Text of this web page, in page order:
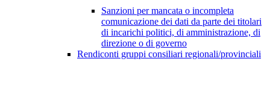
Sanzioni per mancata o incompleta
comunicazione dei dati da parte dei titolari
di incarichi politici, di amministrazione, di
direzione o di governo
Rendiconti gruppi consiliari regionali/provinciali